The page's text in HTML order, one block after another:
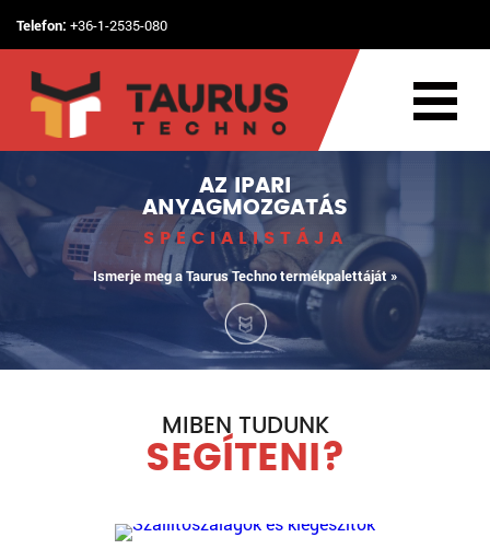
Telefon: +36-1-2535-080
AZ IPARI
ANYAGMOZGATÁS
SPECIALISTÁJA
Ismerje meg a Taurus Techno termékpalettáját »
MIBEN TUDUNK
SEGÍTENI?